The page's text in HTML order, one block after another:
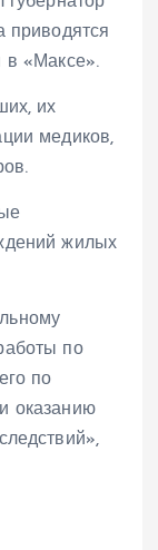
приводятся
в «Максе».
их
медиков,
жилых
по
по
оказанию